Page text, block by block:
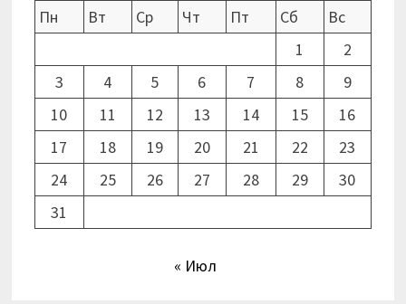
Пн
Вт Ср Чт Пт Сб
Вс
1
2
3
4 5 6 7 8
9
10
11 12 13 14 15
16
17
18 19 20 21 22
23
24
25 26 27 28 29
30
31
« Июл